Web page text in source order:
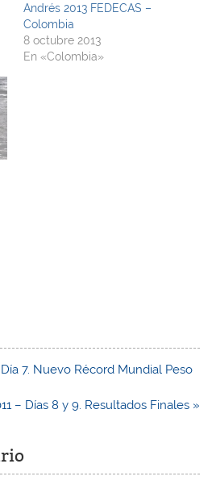
Andrés 2013 FEDECAS –
Colombia
8 octubre 2013
En «Colombia»
7. Nuevo Récord Mundial Peso
– Días 8 y 9. Resultados Finales »